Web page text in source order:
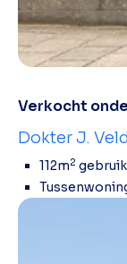
Verkocht
Dokter J.
112m2